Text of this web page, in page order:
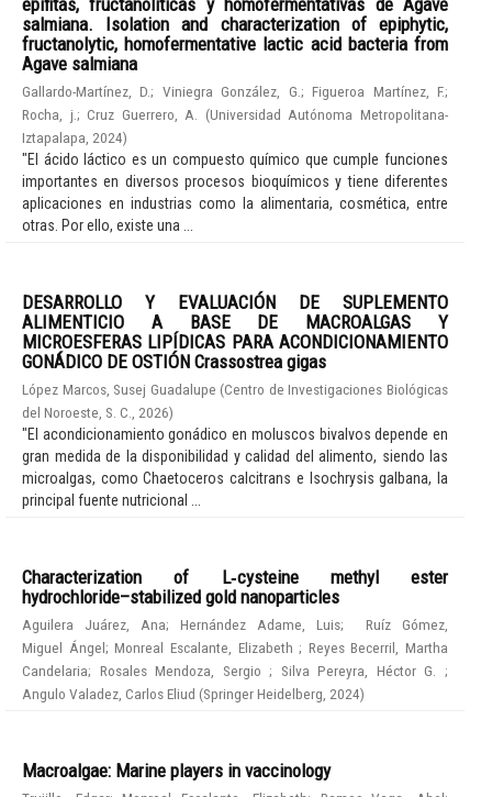
salmiana. Isolation and characterization of epiphytic,
fructanolytic, homofermentative lactic acid bacteria from
Agave salmiana
Gallardo-Martínez, D.; Viniegra González, G. ;Figueroa Martínez, F.;
Rocha, j. ;Cruz Guerrero, A. (Universidad Autónoma Metropolitana-
Iztapalapa 2024)
"El ácido láctico es un compuesto químico que cumple funciones
importantes en diversos procesos bioquímicos y tiene diferentes
aplicaciones en industrias como la alimentaria, cosmética, entre
otras. Por ello, existe una ...
DESARROLLO Y EVALUACIÓN DE SUPLEMENTO
ALIMENTICIO A BASE DE MACROALGAS Y
MICROESFERAS LIPÍDICAS PARA ACONDICIONAMIENTO
GONÁDICO DE OSTIÓN Crassostrea gigas
López Marcos, Susej Guadalupe (Centro de Investigaciones Biológicas
del Noroeste, S. C.
2026)
"El acondicionamiento gonádico en moluscos bivalvos depende en
gran medida de la disponibilidad y calidad del alimento, siendo las
microalgas, como Chaetoceros calcitrans e Isochrysis galbana, la
principal fuente nutricional ...
Characterization of L‑cysteine methyl ester
hydrochloride–stabilized gold nanoparticles
Aguilera Juárez, Ana; Hernández Adame, Luis;
Ruíz Gómez,
Miguel Ángel;Monreal Escalante, Elizabeth; Reyes Becerril, Martha
Candelaria; Rosales Mendoza, Sergio; Silva Pereyra, Héctor G.;
Angulo Valadez, Carlos Eliud (Springer Heidelberg 2024)
Macroalgae: Marine players in vaccinology